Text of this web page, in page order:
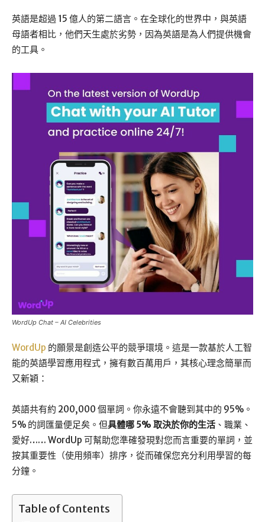
英語是超過 15 億人的第二語言。在全球化的世界中，與英語
母語者相比，他們天生處於劣勢，因為英語是為人們提供機會
的工具。
WordUp Chat – AI Celebrities
WordUp 的願景是創造公平的競爭環境。這是一款基於人工智
能的英語學習應用程式，擁有數百萬用戶，其核心理念簡單而
又新穎：
英語共有約 200,000 個單詞。你永遠不會聽到其中的 95%。
5% 的詞匯量便足矣。但具體哪 5% 取決於你的生活 、職業、
愛好…… WordUp 可幫助您準確發現對您而言重要的單詞，並
按其重要性（使用頻率）排序，從而確保您充分利用學習的每
分鐘。
Table of Contents